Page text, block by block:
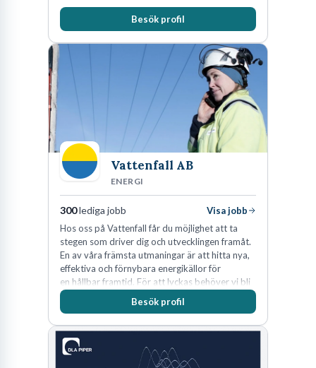
Besök profil
Vattenfall AB
ENERGI
300lediga jobb
Visa jobb
Hos oss på Vattenfall får du möjlighet att ta
stegen som driver dig och utvecklingen framåt.
En av våra främsta utmaningar är att hitta nya,
effektiva och förnybara energikällor för
en hållbar framtid. För att lyckas behöver vi bli
fler medarbetare som vill göra skillnad.
Besök profil